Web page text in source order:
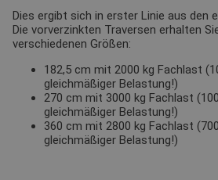
Dies ergibt sich in erster Linie aus den
Die vorverzinkten Traversen erhalten
verschiedenen Größen:
182,5 cm mit 2000 kg Fachlast
gleichmäßiger Belastung!)
270 cm mit 3000 kg Fachlast
gleichmäßiger Belastung!)
360 cm mit 2800 kg Fachlast
gleichmäßiger Belastung!)